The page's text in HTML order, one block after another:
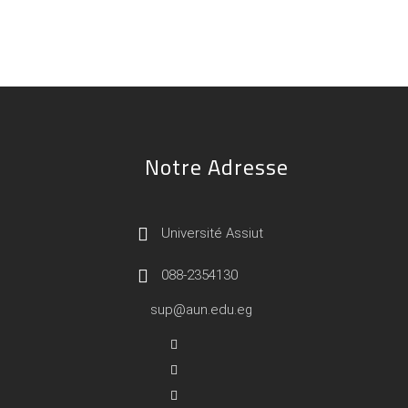
Notre Adresse
Université Assiut
088-2354130
sup@aun.edu.eg